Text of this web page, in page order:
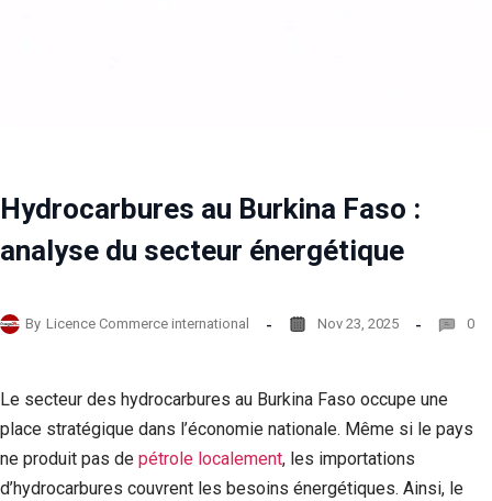
Hydrocarbures au Burkina Faso :
analyse du secteur énergétique
By Licence Commerce international Nov 23, 2025 0
Le secteur des hydrocarbures au Burkina Faso occupe une
place stratégique dans l’économie nationale. Même si le pays
ne produit pas de pétrole localement, les importations
d’hydrocarbures couvrent les besoins énergétiques. Ainsi, le